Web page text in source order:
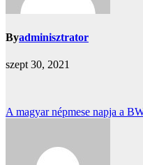
Byadminisztrator
szept 30, 2021
Bejegyzés
A magyar népmese napja a